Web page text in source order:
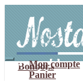
navigation
contenu
Mon compte
Panier
Bonbons